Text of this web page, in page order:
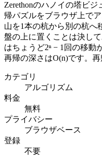
Zerethonのハノイの塔ビ
帰パズルをブラウザ上で
山を1本の杭から別の杭へ
盤の上に置くことは決し
はちょうど2ⁿ − 1回の移
再帰の深さはO(n)です。
カテゴリ
アルゴリズム
料金
無料
プライバシー
ブラウザベース
登録
不要